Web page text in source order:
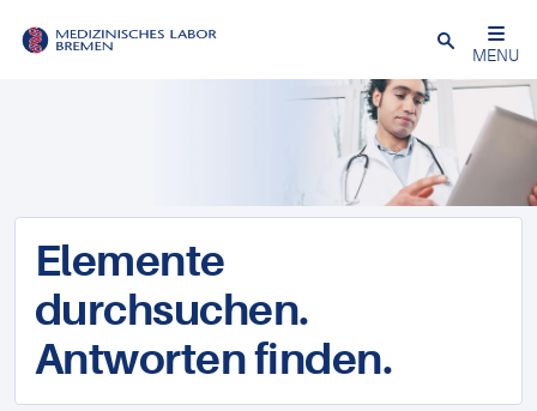
Schließen
MENU
Elemente
durchsuchen.
Antworten finden.